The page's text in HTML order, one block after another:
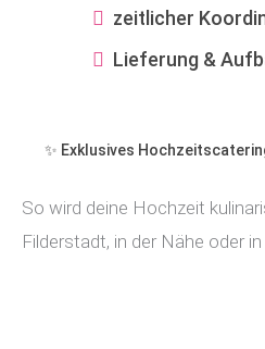
zeitlicher
Lieferung &
✨ Exklusives
So wird deine Hochzeit
Filderstadt, in der Nähe oder in